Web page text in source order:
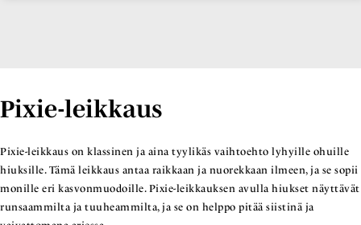
Pixie-leikkaus
Pixie-leikkaus on klassinen ja aina tyylikäs vaihtoehto lyhyille ohuille
hiuksille. Tämä leikkaus antaa raikkaan ja nuorekkaan ilmeen, ja se sopii
monille eri kasvonmuodoille. Pixie-leikkauksen avulla hiukset näyttävät
runsaammilta ja tuuheammilta, ja se on helppo pitää siistinä ja